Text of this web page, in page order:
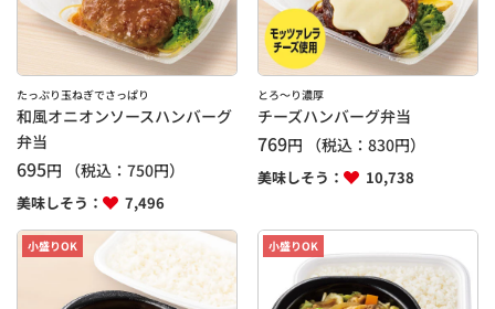
たっぷり玉ねぎでさっぱり
和風オニオンソースハンバーグ
弁当
695円 （税込： 750円）
美味しそう： 7,496
とろ～り濃厚
チーズハンバーグ弁当
769円 （税込：830円）
美味しそう： 10,738
小盛りOK 小盛りOK